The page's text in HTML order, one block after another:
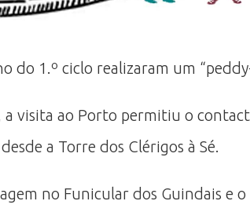
do 1.º ciclo realizaram um
visita ao Porto permitiu o
a Torre dos Clérigos à Sé.
no Funicular dos Guindais e